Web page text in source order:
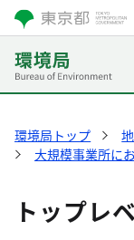
環境局トップ
大規模事業所に
トップレ